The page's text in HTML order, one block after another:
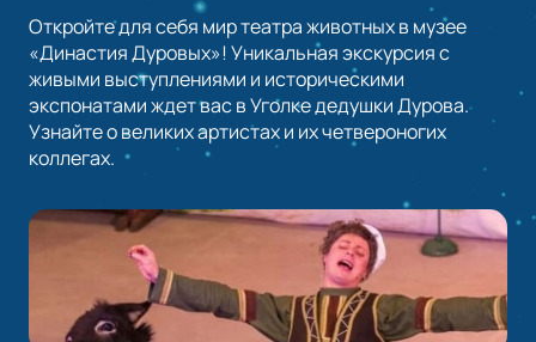
Откройте для себя мир театра животных в музее
«Династия Дуровых»! Уникальная экскурсия с
живыми выступлениями и историческими
экспонатами ждет вас в Уголке дедушки Дурова.
Узнайте о великих артистах и их четвероногих
коллегах.